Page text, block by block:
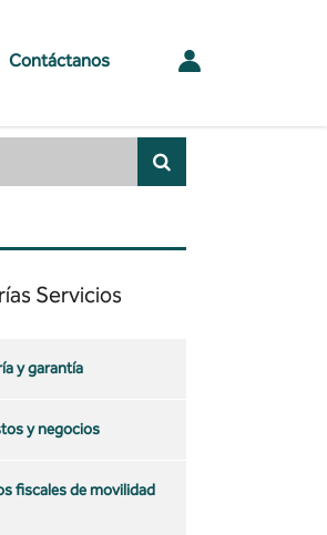
Contáctanos
Servicios
y garantía
y negocios
fiscales de movilidad